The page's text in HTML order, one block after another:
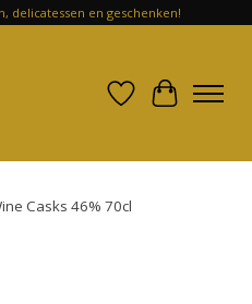
delicatessen en geschenken!
Verlanglijst
Casks 46% 70cl